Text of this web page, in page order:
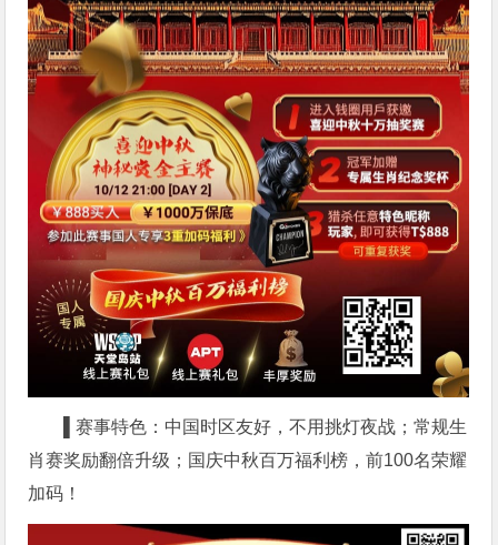
▌赛事特色：中国时区友好，不用挑灯夜战；常规生
肖赛奖励翻倍升级；国庆中秋百万福利榜，前100名荣耀
加码！